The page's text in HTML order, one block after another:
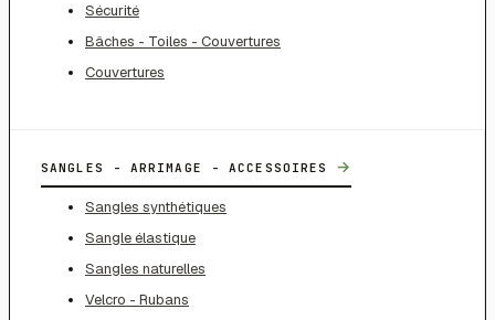
Sécurité
Bâches - Toiles - Couvertures
Couvertures
SANGLES - ARRIMAGE - ACCESSOIRES →
Sangles synthétiques
Sangle élastique
Sangles naturelles
Velcro - Rubans